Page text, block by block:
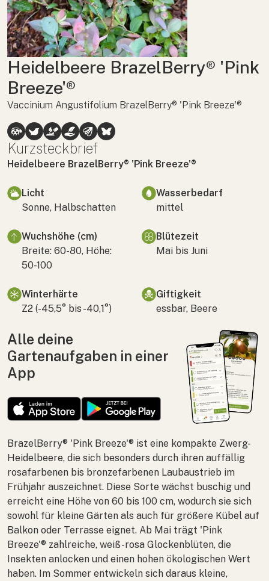
Heidelbeere BrazelBerry® 'Pink
Breeze'®
Vaccinium Angustifolium BrazelBerry® 'Pink Breeze'®
Kurzsteckbrief
Heidelbeere BrazelBerry® 'Pink Breeze'®
Licht
Sonne, Halbschatten
Wasserbedarf
mittel
Wuchshöhe (cm)
Breite: 60-80, Höhe:
50-100
Blütezeit
Mai bis Juni
Winterhärte
Z2 (-45,5° bis -40,1°)
Giftigkeit
essbar, Beere
Alle deine
Gartenaufgaben in einer
App
BrazelBerry® 'Pink Breeze'® ist eine kompakte Zwerg-
Heidelbeere, die sich besonders durch ihren auffällig
rosafarbenen bis bronzefarbenen Laubaustrieb im
Frühjahr auszeichnet. Diese Sorte wächst buschig und
erreicht eine Höhe von 60 bis 100 cm, wodurch sie sich
sowohl für kleine Gärten als auch für größere Kübel auf
Balkon oder Terrasse eignet. Ab Mai trägt 'Pink
Breeze'® zahlreiche, weiß-rosa Glockenblüten, die
Insekten anlocken und einen hohen ökologischen Wert
haben. Im Sommer entwickeln sich daraus kleine,